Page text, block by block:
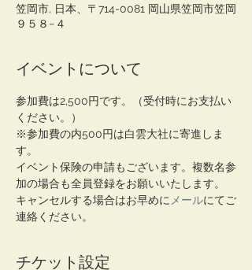
笠岡市, 日本、〒714-0081 岡山県笠岡市笠岡
９５８−４
イベントについて
参加費は2,500円です。（受付時にお支払い
ください。）
※参加費の内500円は白雲大社に寄進しま
す。
イベント保険の申請もございます。複数名参
加の場合も全員登録をお願いいたします。
キャンセルする場合はお早めに メールにてご
連絡ください。
チケット設定